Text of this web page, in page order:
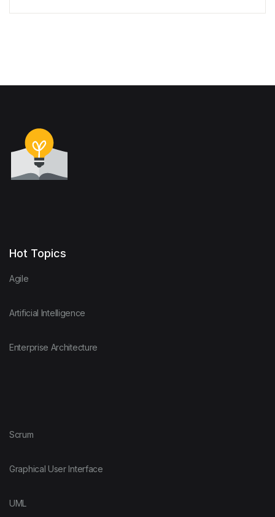
Hot Topics
Agile
Artificial Intelligence
Enterprise Architecture
Scrum
Graphical User Interface
UML